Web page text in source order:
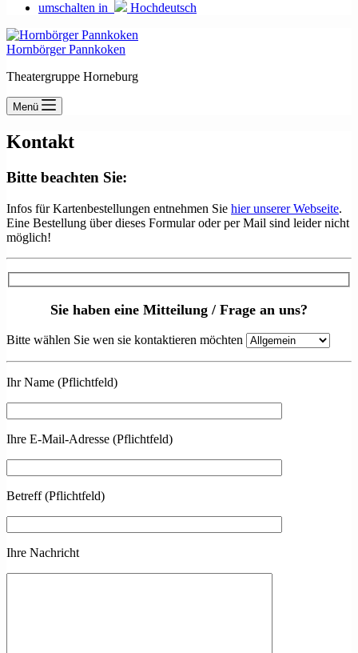
umschalten in
Hochdeutsch
Hornbörger Pannkoken
Theatergruppe Horneburg
Menü
Kontakt
Bitte beachten Sie:
Infos für Kartenbestellungen entnehmen Sie hier unserer Webseite.
Eine Bestellung über dieses Formular oder per Mail sind leider nicht
möglich!
Sie haben eine Mitteilung / Frage an uns?
Bitte wählen Sie wen sie kontaktieren möchten
Ihr Name (Pflichtfeld)
Ihre E-Mail-Adresse (Pflichtfeld)
Betreff (Pflichtfeld)
Ihre Nachricht